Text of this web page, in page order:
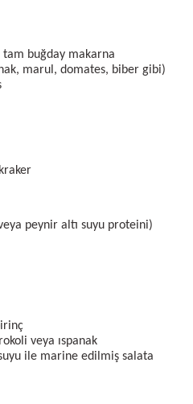
buğday makarna
marul, domates, biber gibi)
peynir altı suyu proteini)
veya ıspanak
ile marine edilmiş salata